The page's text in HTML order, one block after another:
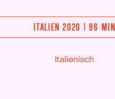
ITALIEN 2020 | 96 MIN
Italienisch